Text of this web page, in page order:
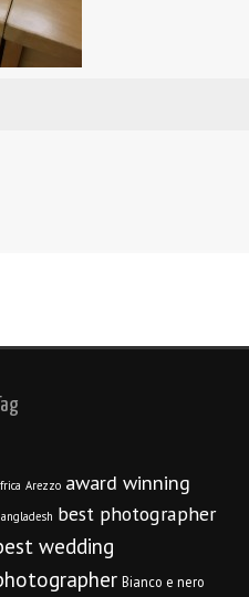
Arezzo award winning
best photographer
wedding
Bianco e nero